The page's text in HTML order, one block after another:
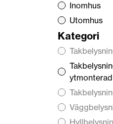
Inomhus
Utomhus
Kategori
ytmonterad